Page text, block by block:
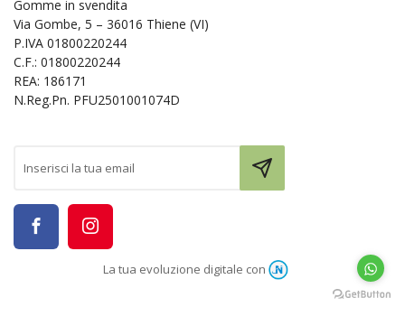
Gomme in svendita
Via Gombe, 5 – 36016 Thiene (VI)
P.IVA 01800220244
C.F.: 01800220244
REA: 186171
N.Reg.Pn. PFU2501001074D
La tua evoluzione digitale con